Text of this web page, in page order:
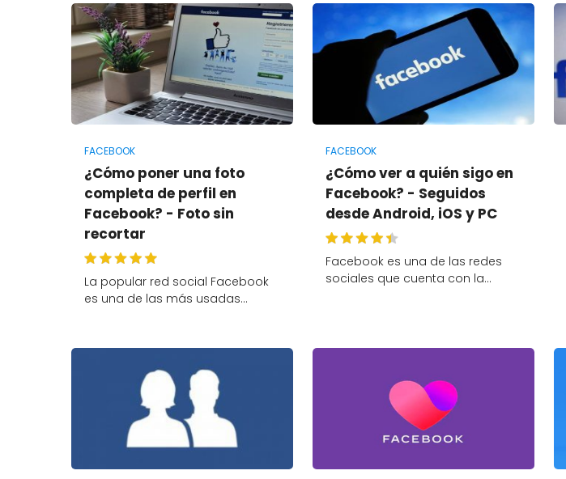
FACEBOOK
¿Cómo poner una foto
completa de perfil en
Facebook? - Foto sin
recortar
La popular red social Facebook
es una de las más usadas…
FACEBOOK
¿Cómo ver a quién sigo en
Facebook? - Seguidos
desde Android, iOS y PC
Facebook es una de las redes
sociales que cuenta con la…